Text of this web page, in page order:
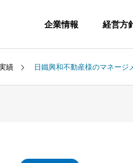
企業情報 経営方
績 日鐵興和不動産様のマネージ